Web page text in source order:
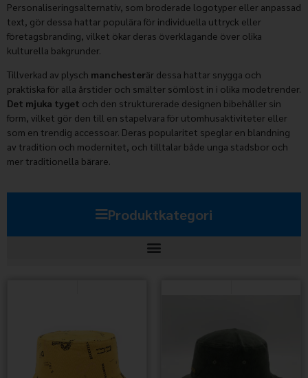
Personaliseringsalternativ, som broderade logotyper eller anpassad
text, gör dessa hattar populära för individuella uttryck eller
företagsbranding, vilket ökar deras överklagande över olika
kulturella bakgrunder.
Tillverkad av plysch manchesterär dessa hattar snygga och
praktiska för alla årstider och smälter sömlöst in i olika modetrender.
Det mjuka tyget och den strukturerade designen bibehåller sin
form, vilket gör den till en stapelvara för utomhusaktiviteter eller
som en trendig accessoar. Deras popularitet speglar en blandning
av tradition och modernitet, och tilltalar både unga stadsbor och
mer traditionella bärare.
Produktkategori